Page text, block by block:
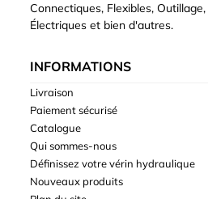
Connectiques, Flexibles,
Électriques et bien d'autres.
INFORMATIONS
Livraison
Paiement sécurisé
Catalogue
Qui sommes-nous
Définissez votre vérin hydraulique
Nouveaux produits